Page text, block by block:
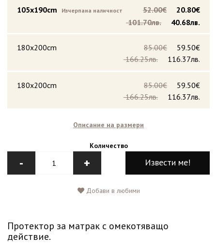
105x190cm Изчерпана наличност 20.80€
52.00€
40.68лв.
101.70лв.
180x200cm 59.50€
85.00€
116.37лв.
166.25лв.
180x200cm 59.50€
85.00€
116.37лв.
166.25лв.
Описание на размери
Количество
- + Извести ме!
Добави в любими
Протектор за матрак с омекотяващо
действие.